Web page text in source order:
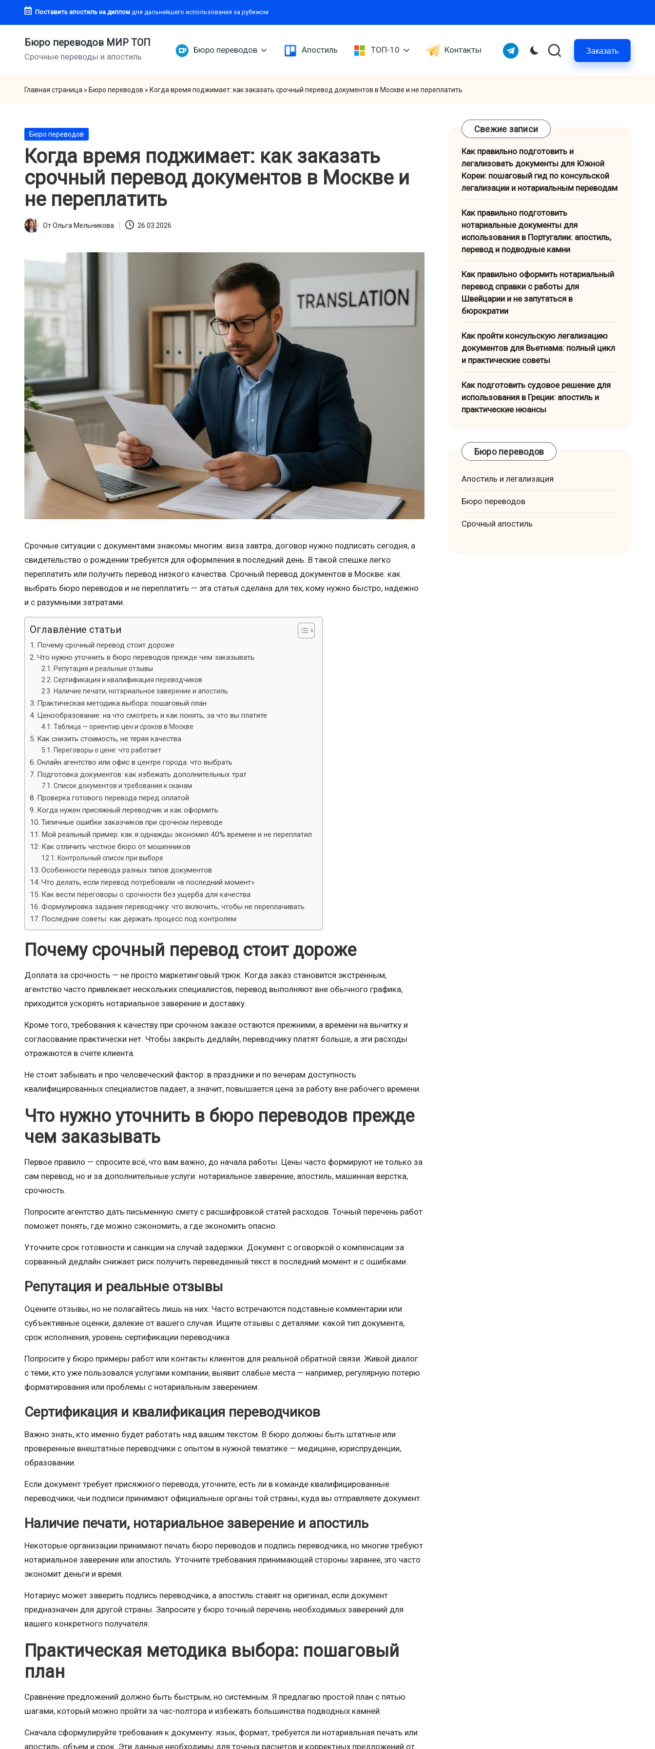
Перейти
содержимому
Поставить апостиль на диплом для дальнейшего использования за рубежом
Бюро переводов МИР ТОП
Срочные переводы и апостиль
Бюро переводов Апостиль ТОП-10 Контакты Telegram Заказать
Главная страница » Бюро переводов » Когда время поджимает: как заказать срочный перевод документов в Москве и не переплатить
Опубликовано
Бюро переводов
Когда время поджимает: как заказать
срочный перевод документов в Москве и
не переплатить
Запись
ОтОльга Мельникова 26.03.2026
Срочные ситуации с документами знакомы многим: виза завтра, договор нужно подписать сегодня, а
свидетельство о рождении требуется для оформления в последний день. В такой спешке легко
переплатить или получить перевод низкого качества. Срочный перевод документов в Москве: как
выбрать бюро переводов и не переплатить — эта статья сделана для тех, кому нужно быстро, надежно
и с разумными затратами.
Оглавление статьи
Почему срочный перевод стоит дороже
Что нужно уточнить в бюро переводов прежде чем заказывать
Репутация и реальные отзывы
Сертификация и квалификация переводчиков
Наличие печати, нотариальное заверение и апостиль
Практическая методика выбора: пошаговый план
Ценообразование: на что смотреть и как понять, за что вы платите
Таблица — ориентир цен и сроков в Москве
Как снизить стоимость, не теряя качества
Переговоры о цене: что работает
Онлайн агентство или офис в центре города: что выбрать
Подготовка документов: как избежать дополнительных трат
Список документов и требования к сканам
Проверка готового перевода перед оплатой
Когда нужен присяжный переводчик и как оформить
Типичные ошибки заказчиков при срочном переводе
Мой реальный пример: как я однажды экономил 40% времени и не переплатил
Как отличить честное бюро от мошенников
Контрольный список при выборе
Особенности перевода разных типов документов
Что делать, если перевод потребовали «в последний момент»
Как вести переговоры о срочности без ущерба для качества
Формулировка задания переводчику: что включить, чтобы не переплачивать
Последние советы: как держать процесс под контролем
Почему срочный перевод стоит дороже
Доплата за срочность — не просто маркетинговый трюк. Когда заказ становится экстренным,
агентство часто привлекает нескольких специалистов, перевод выполняют вне обычного графика,
приходится ускорять нотариальное заверение и доставку.
Кроме того, требования к качеству при срочном заказе остаются прежними, а времени на вычитку и
согласование практически нет. Чтобы закрыть дедлайн, переводчику платят больше, а эти расходы
отражаются в счете клиента.
Не стоит забывать и про человеческий фактор: в праздники и по вечерам доступность
квалифицированных специалистов падает, а значит, повышается цена за работу вне рабочего времени.
Что нужно уточнить в бюро переводов прежде
чем заказывать
Первое правило — спросите всё, что вам важно, до начала работы. Цены часто формируют не только за
сам перевод, но и за дополнительные услуги: нотариальное заверение, апостиль, машинная верстка,
срочность.
Попросите агентство дать письменную смету с расшифровкой статей расходов. Точный перечень работ
поможет понять, где можно сэкономить, а где экономить опасно.
Уточните срок готовности и санкции на случай задержки. Документ с оговоркой о компенсации за
сорванный дедлайн снижает риск получить переведенный текст в последний момент и с ошибками.
Репутация и реальные отзывы
Оцените отзывы, но не полагайтесь лишь на них. Часто встречаются подставные комментарии или
субъективные оценки, далекие от вашего случая. Ищите отзывы с деталями: какой тип документа,
срок исполнения, уровень сертификации переводчика.
Попросите у бюро примеры работ или контакты клиентов для реальной обратной связи. Живой диалог
с теми, кто уже пользовался услугами компании, выявит слабые места — например, регулярную потерю
форматирования или проблемы с нотариальным заверением.
Сертификация и квалификация переводчиков
Важно знать, кто именно будет работать над вашим текстом. В бюро должны быть штатные или
проверенные внештатные переводчики с опытом в нужной тематике — медицине, юриспруденции,
образовании.
Если документ требует присяжного перевода, уточните, есть ли в команде квалифицированные
переводчики, чьи подписи принимают официальные органы той страны, куда вы отправляете документ.
Наличие печати, нотариальное заверение и апостиль
Некоторые организации принимают печать бюро переводов и подпись переводчика, но многие требуют
нотариальное заверение или апостиль. Уточните требования принимающей стороны заранее, это часто
экономит деньги и время.
Нотариус может заверить подпись переводчика, а апостиль ставят на оригинал, если документ
предназначен для другой страны. Запросите у бюро точный перечень необходимых заверений для
вашего конкретного получателя.
Практическая методика выбора: пошаговый
план
Сравнение предложений должно быть быстрым, но системным. Я предлагаю простой план с пятью
шагами, который можно пройти за час-полтора и избежать большинства подводных камней.
Сначала сформулируйте требования к документу: язык, формат, требуется ли нотариальная печать или
апостиль, объем и срок. Эти данные необходимы для точных расчетов и корректных предложений от
Свежие записи
Как правильно подготовить и
легализовать документы для Южной
Кореи: пошаговый гид по консульской
легализации и нотариальным переводам
Как правильно подготовить
нотариальные документы для
использования в Португалии: апостиль,
перевод и подводные камни
Как правильно оформить нотариальный
перевод справки с работы для
Швейцарии и не запутаться в
бюрократии
Как пройти консульскую легализацию
документов для Вьетнама: полный цикл
и практические советы
Как подготовить судовое решение для
использования в Греции: апостиль и
практические нюансы
Бюро переводов
Апостиль и легализация
Бюро переводов
Срочный апостиль